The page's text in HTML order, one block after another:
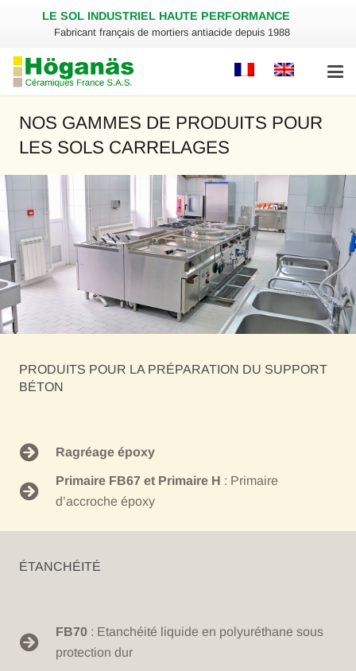
LE SOL INDUSTRIEL HAUTE PERFORMANCE
Fabricant français de mortiers antiacide depuis 1988
NOS GAMMES DE PRODUITS POUR
LES SOLS CARRELAGES
PRODUITS POUR LA PRÉPARATION DU SUPPORT
BÉTON
Ragréage époxy
Primaire FB67 et Primaire H : Primaire
d’accroche époxy
ÉTANCHÉITÉ
FB70 : Etanchéité liquide en polyuréthane sous
protection dur